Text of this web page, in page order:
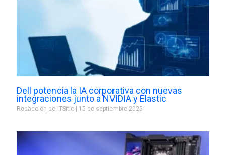
Dell potencia la IA corporativa con nuevas
integraciones junto a NVIDIA y Elastic
Redacción de ITSitio 15 de septiembre 2025